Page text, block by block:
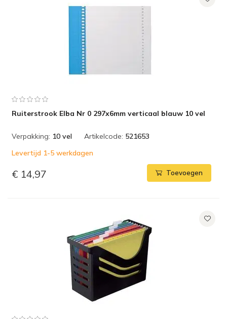
Ruiterstrook Elba Nr 0 297x6mm verticaal blauw 10 vel
Verpakking: 10 vel Artikelcode: 521653
Levertijd 1-5 werkdagen
€ 14,97 Toevoegen